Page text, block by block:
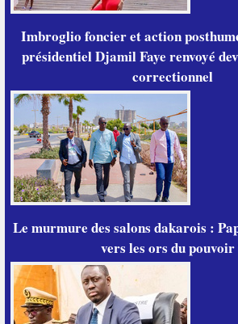
Imbroglio foncier et action
présidentiel Djamil Faye renvoyé
correctionnel
Le murmure des salons dakarois :
vers les ors du pouvoir